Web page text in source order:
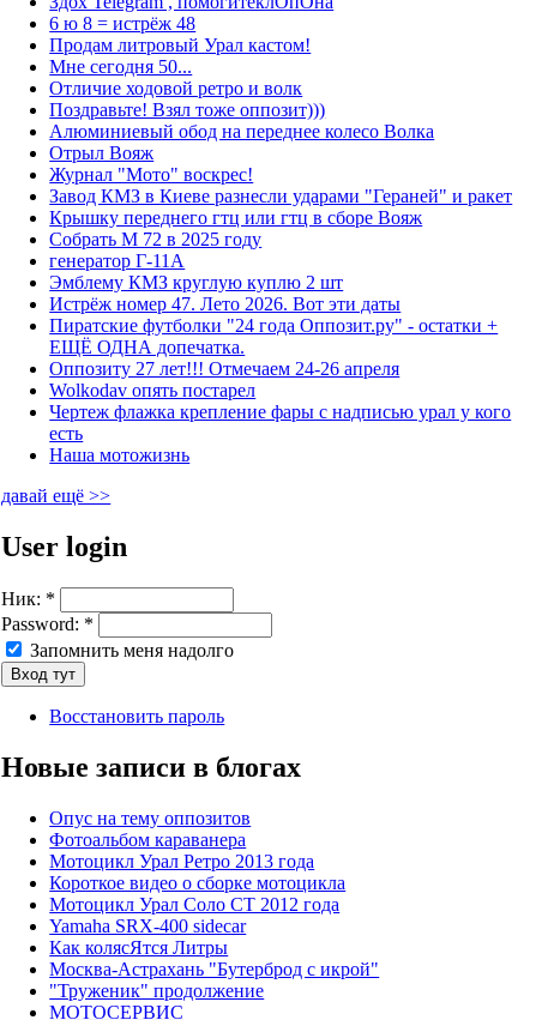
6 ю 8 = истрёж 48
Продам литровый Урал кастом!
Мне сегодня 50...
Отличие ходовой ретро и волк
Поздравьте! Взял тоже оппозит)))
Алюминиевый обод на переднее колесо Волка
Отрыл Вояж
Журнал "Мото" воскрес!
Завод КМЗ в Киеве разнесли ударами "Гераней" и ракет
Крышку переднего гтц или гтц в сборе Вояж
Собрать М 72 в 2025 году
генератор Г-11А
Эмблему КМЗ круглую куплю 2 шт
Истрёж номер 47. Лето 2026. Вот эти даты
Пиратские футболки "24 года Оппозит.ру" - остатки +
ЕЩЁ ОДНА допечатка.
Оппозиту 27 лет!!! Отмечаем 24-26 апреля
Wolkodav опять постарел
Чертеж флажка крепление фары с надписью урал у кого
есть
Наша мотожизнь
давай ещё >>
User login
Ник: *
Password: *
Запомнить меня надолго
Восстановить пароль
Новые записи в блогах
Опус на тему оппозитов
Фотоальбом караванера
Мотоцикл Урал Ретро 2013 года
Короткое видео о сборке мотоцикла
Мотоцикл Урал Соло СТ 2012 года
Yamaha SRX-400 sidecar
Как колясЯтся Литры
Москва-Астрахань "Бутерброд с икрой"
"Труженик" продолжение
МОТОСЕРВИС